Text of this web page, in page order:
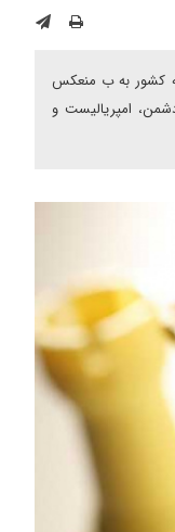
کشور به ب منعکس
امپریالیست و